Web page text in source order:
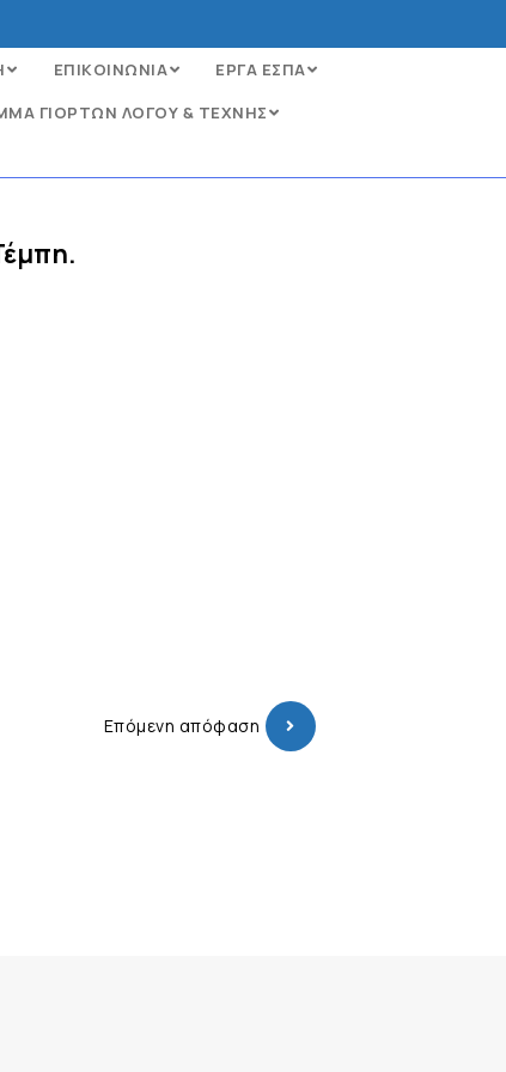
ΕΠΙΚΟΙΝΩΝΙΑ
ΕΡΓΑ ΕΣΠΑ
ΓΙΟΡΤΩΝ ΛΟΓΟΥ & ΤΕΧΝΗΣ
Επόμενη απόφαση